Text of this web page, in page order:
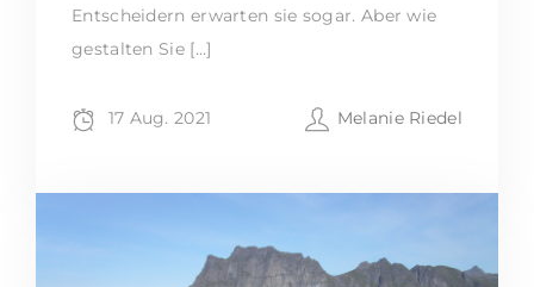
Entscheidern erwarten sie sogar. Aber wie
gestalten Sie […]
17 Aug. 2021 Melanie Riedel